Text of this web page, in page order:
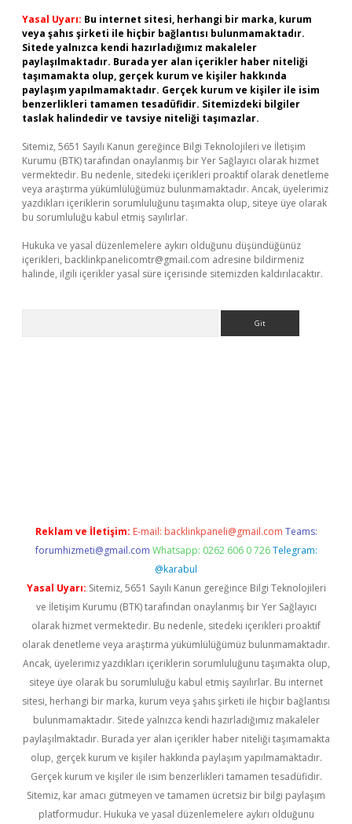
Yasal Uyarı: Bu internet sitesi, herhangi bir marka, kurum
veya şahıs şirketi ile hiçbir bağlantısı bulunmamaktadır.
Sitede yalnızca kendi hazırladığımız makaleler
paylaşılmaktadır. Burada yer alan içerikler haber niteliği
taşımamakta olup, gerçek kurum ve kişiler hakkında
paylaşım yapılmamaktadır. Gerçek kurum ve kişiler ile isim
benzerlikleri tamamen tesadüfidir. Sitemizdeki bilgiler
taslak halindedir ve tavsiye niteliği taşımazlar.
Sitemiz, 5651 Sayılı Kanun gereğince Bilgi Teknolojileri ve İletişim
Kurumu (BTK) tarafından onaylanmış bir Yer Sağlayıcı olarak hizmet
vermektedir. Bu nedenle, sitedeki içerikleri proaktif olarak denetleme
veya araştırma yükümlülüğümüz bulunmamaktadır. Ancak, üyelerimiz
yazdıkları içeriklerin sorumluluğunu taşımakta olup, siteye üye olarak
bu sorumluluğu kabul etmiş sayılırlar.
Hukuka ve yasal düzenlemelere aykırı olduğunu düşündüğünüz
içerikleri, backlinkpanelicomtr@gmail.com adresine bildirmeniz
halinde, ilgili içerikler yasal süre içerisinde sitemizden kaldırılacaktır.
Reklam ve İletişim: E-mail: backlinkpaneli@gmail.com Teams:
forumhizmeti@gmail.com Whatsapp: 0262 606 0 726 Telegram:
@karabul
Yasal Uyarı: Sitemiz, 5651 Sayılı Kanun gereğince Bilgi Teknolojileri
ve İletişim Kurumu (BTK) tarafından onaylanmış bir Yer Sağlayıcı
olarak hizmet vermektedir. Bu nedenle, sitedeki içerikleri proaktif
olarak denetleme veya araştırma yükümlülüğümüz bulunmamaktadır.
Ancak, üyelerimiz yazdıkları içeriklerin sorumluluğunu taşımakta olup,
siteye üye olarak bu sorumluluğu kabul etmiş sayılırlar. Bu internet
sitesi, herhangi bir marka, kurum veya şahıs şirketi ile hiçbir bağlantısı
bulunmamaktadır. Sitede yalnızca kendi hazırladığımız makaleler
paylaşılmaktadır. Burada yer alan içerikler haber niteliği taşımamakta
olup, gerçek kurum ve kişiler hakkında paylaşım yapılmamaktadır.
Gerçek kurum ve kişiler ile isim benzerlikleri tamamen tesadüfidir.
Sitemiz, kar amacı gütmeyen ve tamamen ücretsiz bir bilgi paylaşım
platformudur. Hukuka ve yasal düzenlemelere aykırı olduğunu